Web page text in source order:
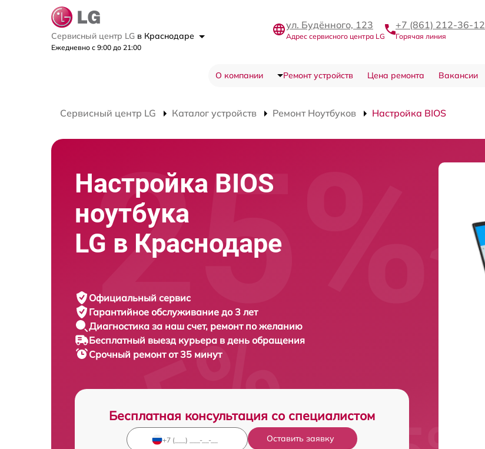
Сервисный центр LG в Краснодаре
Ежедневно с 9:00 до 21:00
ул. Будённого, 123
Адрес сервисного центра LG
+7 (861) 212-36-12
Горячая линия
О компании Ремонт устройств Цена ремонта Вакансии
Сервисный центр LG Каталог устройств Ремонт Ноутбуков Настройка BIOS
Настройка BIOS
ноутбука
LG в Краснодаре
Официальный сервис
Гарантийное обслуживание до 3 лет
Диагностика за наш счет, ремонт по желанию
Бесплатный выезд курьера в день обращения
Срочный ремонтот 35 минут
Бесплатная консультация со специалистом
Оставить заявку